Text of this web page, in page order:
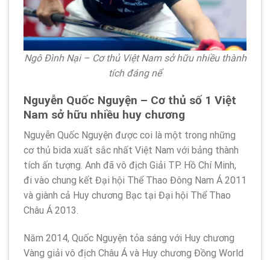
Ngô Đình Nại – Cơ thủ Việt Nam sở hữu nhiều thành
tích đáng nể
Nguyễn Quốc Nguyện – Cơ thủ số 1 Việt
Nam sở hữu nhiều huy chương
Nguyễn Quốc Nguyện được coi là một trong những
cơ thủ bida xuất sắc nhất Việt Nam với bảng thành
tích ấn tượng. Anh đã vô địch Giải TP. Hồ Chí Minh,
đi vào chung kết Đại hội Thể Thao Đông Nam Á 2011
và giành cả Huy chương Bạc tại Đại hội Thể Thao
Châu Á 2013.
Năm 2014, Quốc Nguyện tỏa sáng với Huy chương
Vàng giải vô địch Châu Á và Huy chương Đồng World